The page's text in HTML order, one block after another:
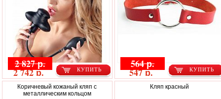
КУПИТЬ
2 827 р.
2 742 р. КУПИТЬ
564 р.
547 р.
Коричневый кожаный кляп с
металлическим кольцом
Кляп красный